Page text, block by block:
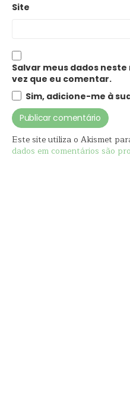
Site
Salvar meus dados
vez que eu comentar.
Sim, adicione-me à
Este site utiliza o Akismet
dados em comentários são